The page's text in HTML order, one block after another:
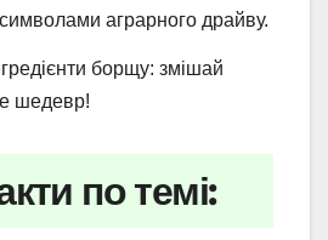
аграрного драйву.
борщу: змішай
шедевр!
по темі: